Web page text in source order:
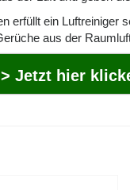
erfüllt ein Luftreiniger
aus der
Jetzt hier